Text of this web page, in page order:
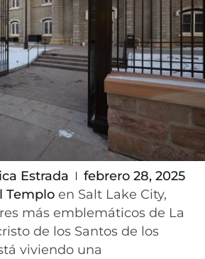
Estrada
febrero 28, 2025
Templo en Salt Lake City,
más emblemáticos de La
de los Santos de los
viviendo una